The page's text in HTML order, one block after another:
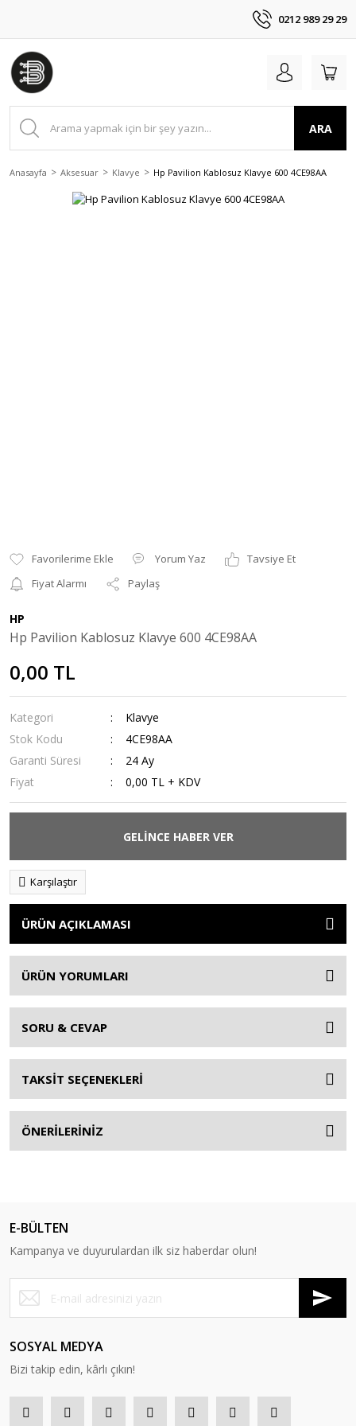
0212 989 29 29
ARA
Anasayfa Aksesuar Klavye Hp Pavilion Kablosuz Klavye 600 4CE98AA
Yorum Yaz
Tavsiye Et
Fiyat Alarmı
Paylaş
HP
Hp Pavilion Kablosuz Klavye 600 4CE98AA
0,00 TL
Kategori
Klavye
Stok Kodu
4CE98AA
Garanti Süresi
24 Ay
Fiyat
0,00 TL + KDV
GELİNCE HABER VER
Karşılaştır
ÜRÜN AÇIKLAMASI
ÜRÜN YORUMLARI
SORU & CEVAP
TAKSİT SEÇENEKLERİ
ÖNERİLERİNİZ
E-BÜLTEN
Kampanya ve duyurulardan ilk siz haberdar olun!
SOSYAL MEDYA
Bizi takip edin, kârlı çıkın!